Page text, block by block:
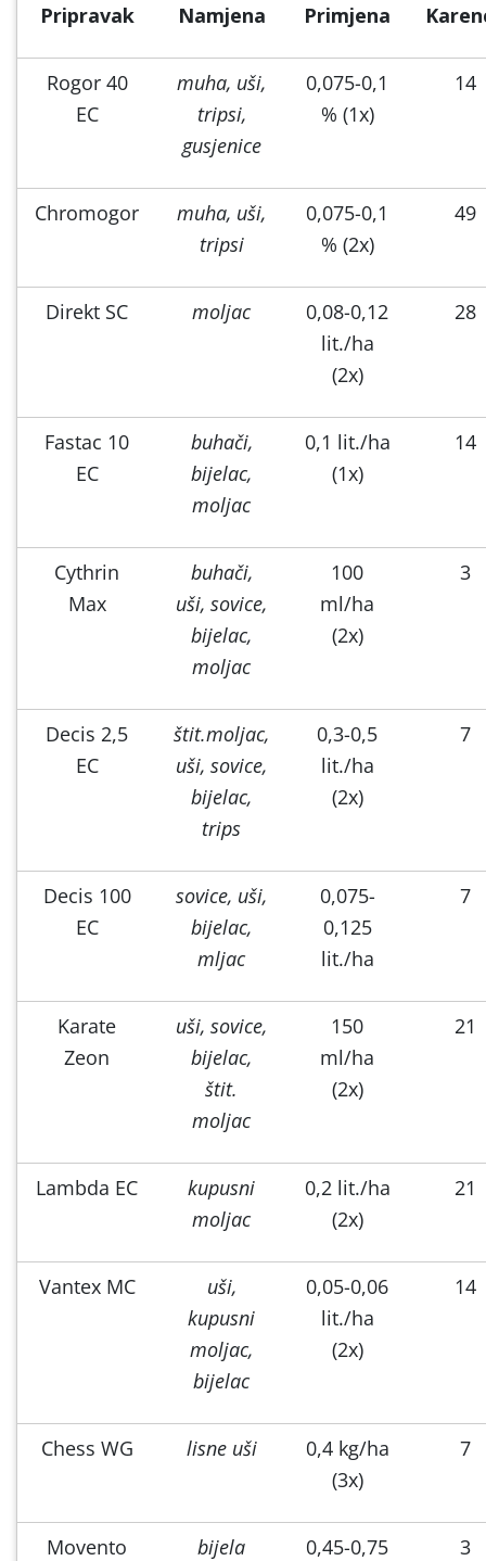
Pripravak Namjena Primjena
Rogor 40
EC
muha, uši,
tripsi,
gusjenice
0,075-0,1
% (1x)
14
Chromogor
muha, uši,
tripsi
0,075-0,1
% (2x)
49
Direkt SC moljac
0,08-0,12
lit./ha
(2x)
28
Fastac 10
EC
buhači,
bijelac,
moljac
0,1 lit./ha
(1x)
14
Cythrin
Max
buhači,
uši, sovice,
bijelac,
moljac
100
ml/ha
(2x)
3
Decis 2,5
EC
štit.moljac,
uši, sovice,
bijelac,
trips
0,3-0,5
lit./ha
(2x)
7
Decis 100
EC
sovice, uši,
bijelac,
mljac
0,075-
0,125
lit./ha
7
Karate
Zeon
uši, sovice,
bijelac,
štit.
moljac
150
ml/ha
(2x)
21
Lambda EC
kupusni
moljac
0,2 lit./ha
(2x)
21
Vantex MC
uši,
kupusni
moljac,
bijelac
0,05-0,06
lit./ha
(2x)
14
Chess WG lisne uši
0,4 kg/ha
(3x)
7
Movento
bijela
0,45-0,75
3